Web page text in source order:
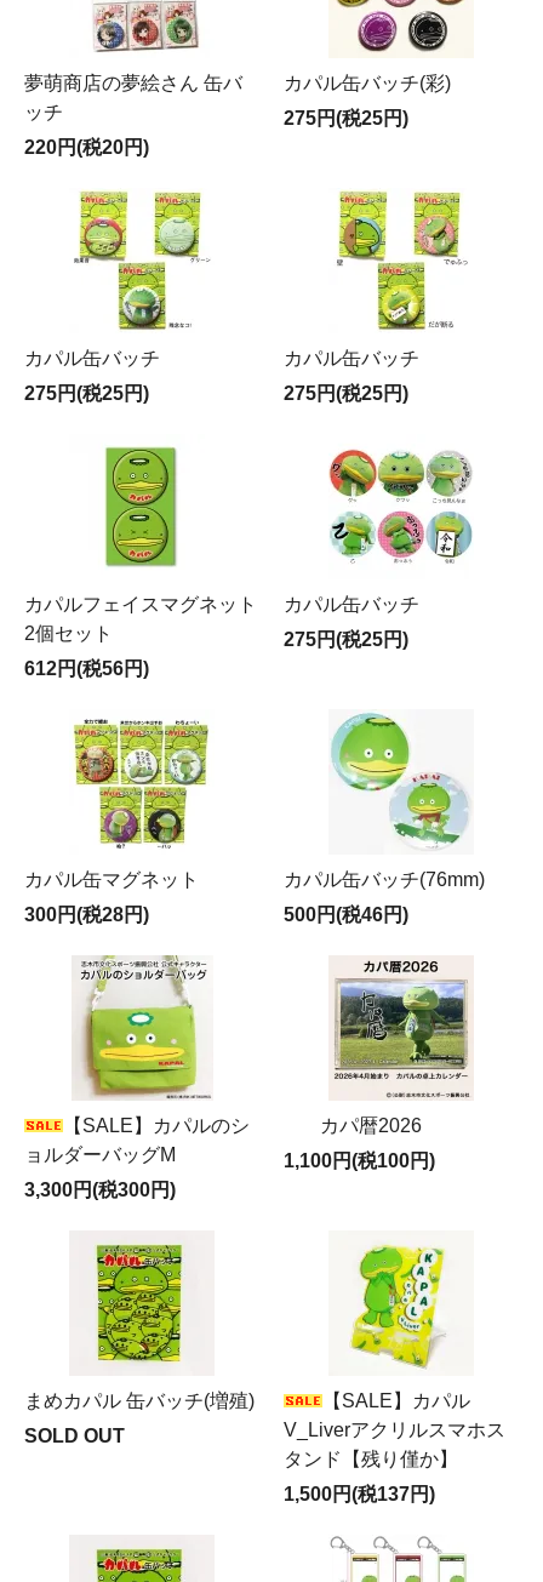
夢萌商店の夢絵さん 缶バ
ッチ
220円(税20円)
カパル缶バッチ(彩)
275円(税25円)
カパル缶バッチ
275円(税25円)
カパル缶バッチ
275円(税25円)
カパルフェイスマグネット
2個セット
612円(税56円)
カパル缶バッチ
275円(税25円)
カパル缶マグネット
300円(税28円)
カパル缶バッチ(76mm)
500円(税46円)
【SALE】カパルのシ
ョルダーバッグM
3,300円(税300円)
カパ暦2026
1,100円(税100円)
まめカパル 缶バッチ(増殖)
SOLD OUT
【SALE】カパル
V_Liverアクリルスマホス
タンド【残り僅か】
1,500円(税137円)